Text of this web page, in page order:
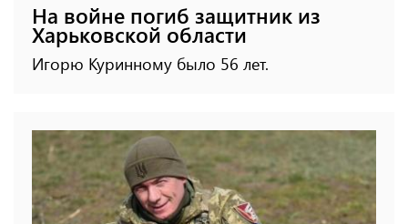
На войне погиб защитник из
Харьковской области
Игорю Куринному было 56 лет.